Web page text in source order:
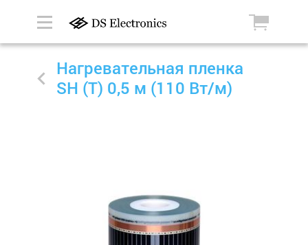
Нагревательная пленка
SH (T) 0,5 м (110 Вт/м)